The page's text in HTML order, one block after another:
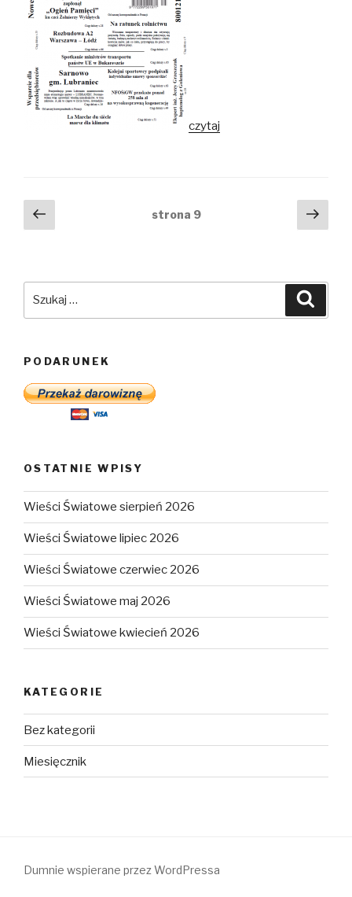
czytaj
Nawigacja
postrona
strona 9
PODARUNEK
OSTATNIE WPISY
Wieści Światowe sierpień 2026
Wieści Światowe lipiec 2026
Wieści Światowe czerwiec 2026
Wieści Światowe maj 2026
Wieści Światowe kwiecień 2026
KATEGORIE
Bez kategorii
Miesięcznik
Dumnie wspierane przez WordPressa